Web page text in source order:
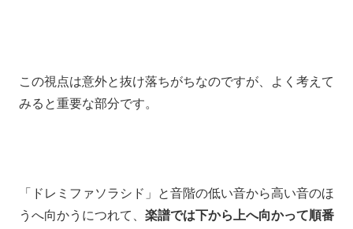
この視点は意外と抜け落ちがちなのですが、
よく考えて
みると重要な部分です。
「ドレミファソラシド」と音階の低い音から高い音のほ
うへ向かうにつれて、 楽譜では下から上へ向かって順番